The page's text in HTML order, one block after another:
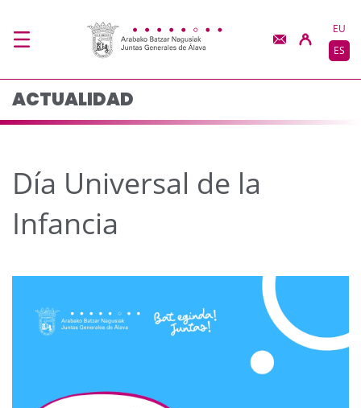
Día Universal de la
EU
ES
ACTUALIDAD
Día Universal de la
Infancia